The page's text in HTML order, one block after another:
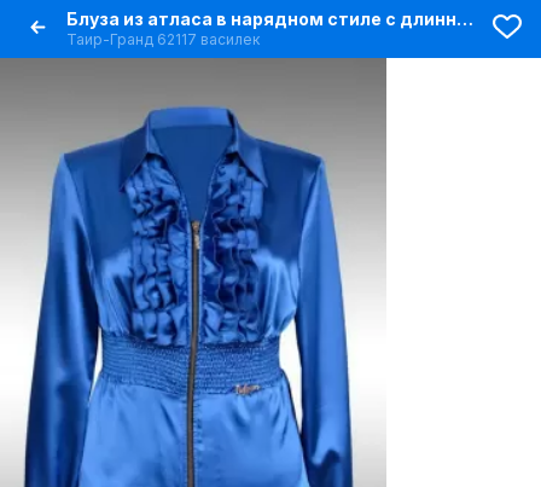
Блуза из атласа в нарядном стиле с длинным рукавом
Таир-Гранд 62117 василек